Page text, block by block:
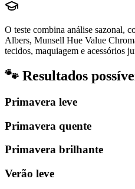
O teste combina análise sazonal,
Albers, Munsell Hue Value
tecidos, maquiagem e acessórios
🐾 Resultados
Primavera leve
Primavera quente
Primavera brilhante
Verão leve